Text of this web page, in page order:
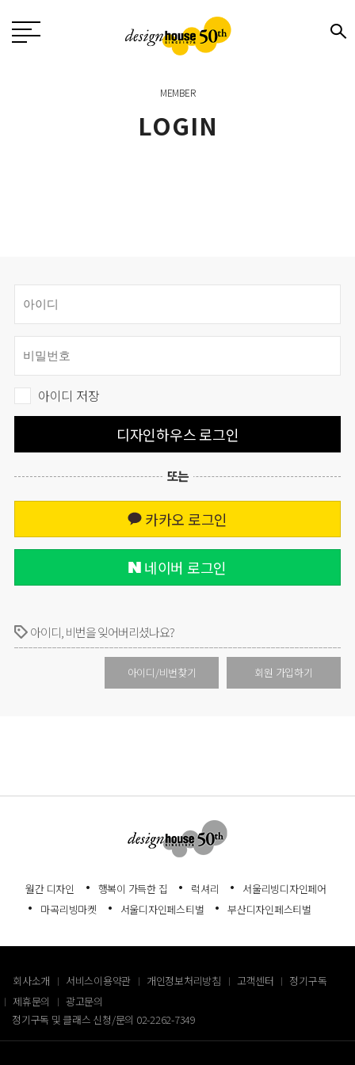
MEMBER
LOGIN
아이디 저장
디자인하우스 로그인
또는
카카오 로그인
네이버 로그인
아이디, 비번을 잊어버리셨나요?
회원 가입하기
아이디/비번찾기
월간 디자인 행복이 가득한 집 럭셔리
서울리빙디자인페어
마곡리빙마켓
서울디자인페스티벌 부산디자인페스티벌
회사소개 서비스이용약관 개인정보처리방침 고객센터
정기구독
제휴문의
광고문의
정기구독 및 클래스 신청/문의 02-2262-7349